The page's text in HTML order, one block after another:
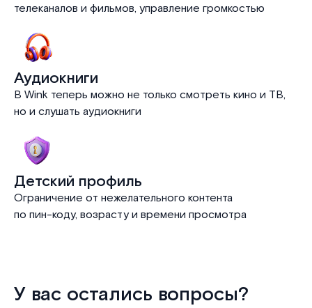
телеканалов и фильмов, управление громкостью
Аудиокниги
В Wink теперь можно не только смотреть кино и ТВ,
но и слушать аудиокниги
Детский профиль
Ограничение от нежелательного контента
по пин-коду, возрасту и времени просмотра
У вас остались вопросы?